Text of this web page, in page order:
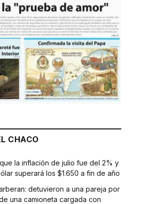
CHACO
la inflación de julio fue del 2% y
superará los $1.650 a fin de año
detuvieron a una pareja por
una camioneta cargada con